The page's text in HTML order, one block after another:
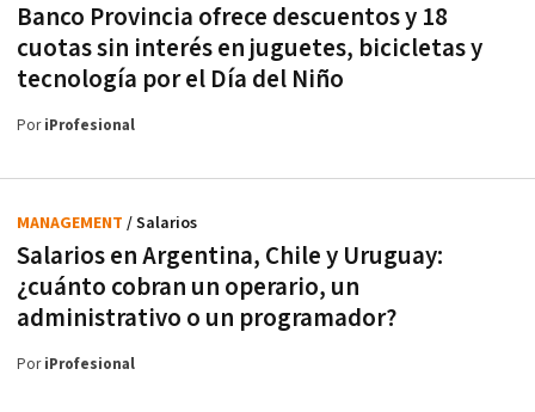
Banco Provincia ofrece descuentos y 18
cuotas sin interés en juguetes, bicicletas y
tecnología por el Día del Niño
PoriProfesional
Salarios en Argentina, Chile y Uruguay:
¿cuánto cobran un operario, un
administrativo o un programador?
MANAGEMENT / Salarios
PoriProfesional